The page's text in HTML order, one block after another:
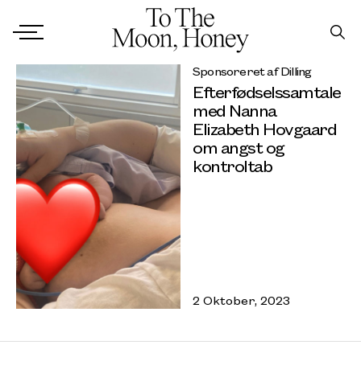
Sponsoreret af Dilling
Efterfødselssamtale
med Nanna
Elizabeth Hovgaard
om angst og
kontroltab
2 Oktober, 2023